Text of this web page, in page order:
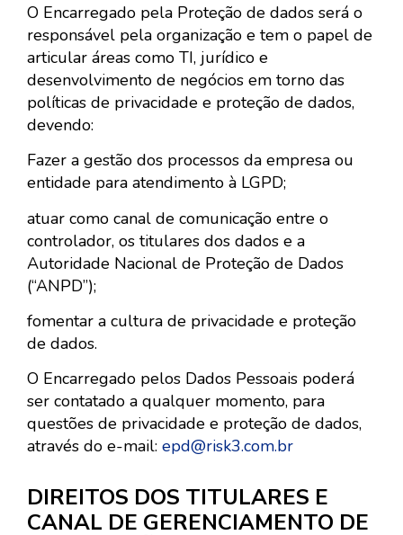
O Encarregado pela Proteção de dados será o
responsável pela organização e tem o papel de
articular áreas como TI, jurídico e
desenvolvimento de negócios em torno das
políticas de privacidade e proteção de dados,
devendo:
Fazer a gestão dos processos da empresa ou
entidade para atendimento à LGPD;
atuar como canal de comunicação entre o
controlador, os titulares dos dados e a
Autoridade Nacional de Proteção de Dados
(“ANPD”);
fomentar a cultura de privacidade e proteção
de dados.
O Encarregado pelos Dados Pessoais poderá
ser contatado a qualquer momento, para
questões de privacidade e proteção de dados,
através do e-mail: epd@risk3.com.br
DIREITOS DOS TITULARES E
CANAL DE GERENCIAMENTO DE